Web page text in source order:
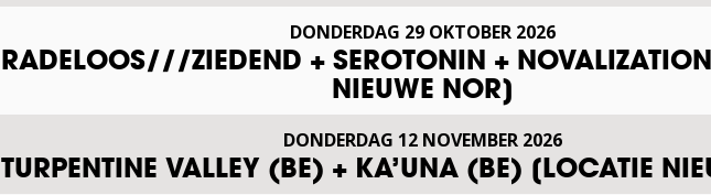
DONDERDAG 29 OKTOBER 2026
RADELOOS///ZIEDEND + SEROTONIN +
NIEUWE NOR]
DONDERDAG 12 NOVEMBER 2026
TURPENTINE VALLEY (BE) + KA’UNA (BE) [LOCATIE